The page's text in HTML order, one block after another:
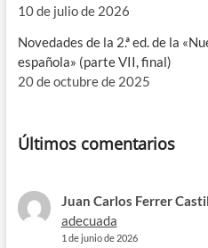
10 de julio de 2026
Novedades de la 2.ª ed. de la
española» (parte VII, final)
20 de octubre de 2025
Últimos comentarios
Juan Carlos Ferrer
adecuada
1 de junio de 2026